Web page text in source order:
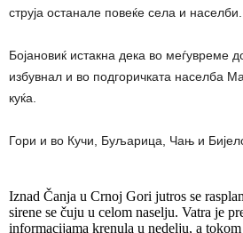
струја останале повеќе села и населби.
Бојановиќ истакна дека во меѓувреме
избувнал и во подгоричката населба
куќа.
Гори и во Кучи, Буљарица, Чањ и
Iznad Čanja u Crnoj Gori jutros se
sirene se čuju u celom naselju. Vatra je
informacijama krenula u nedelju, a tokom